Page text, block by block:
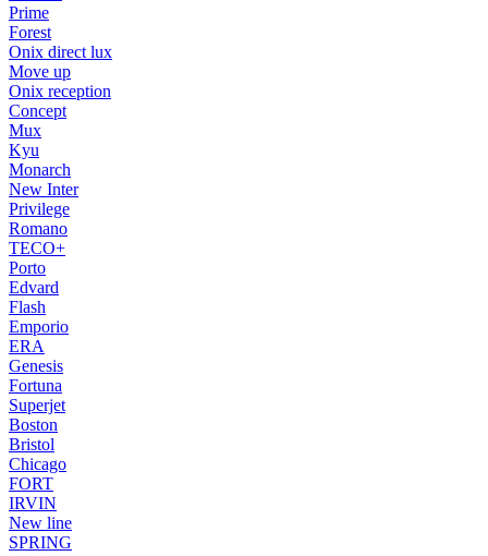
Prime
Forest
Onix direct lux
Move up
Onix reception
Concept
Mux
Kyu
Monarch
New Inter
Privilege
Romano
TECO+
Porto
Edvard
Flash
Emporio
ERA
Genesis
Fortuna
Superjet
Boston
Bristol
Chicago
FORT
IRVIN
New line
SPRING